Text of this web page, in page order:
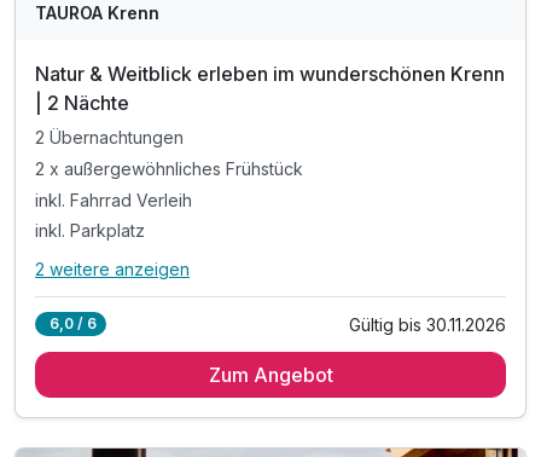
TAUROA Krenn
Natur & Weitblick erleben im wunderschönen Krenn
| 2 Nächte
2 Übernachtungen
2 x außergewöhnliches Frühstück
inkl. Fahrrad Verleih
inkl. Parkplatz
Alle Inklusivleistungen
2 x außergewöhnliches Frühstück
2 weitere anzeigen
6,0 / 6 Gültig bis 30.11.2026
Zum Angebot